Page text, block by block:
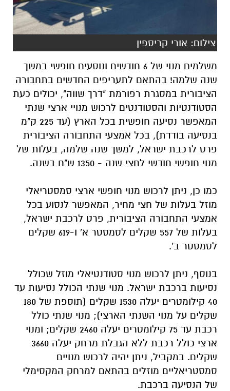
צילום: אורי קריספין
משלמים מנוי של 6 חודשים ונוסעים חופשי במשך
שנה שלמה! בהתאם לתעריפים החדשים בתחבורה
הציבורית במסגרת רפורמת "דרך שווה", יכולים כעת
הסטודנטיות והסטודנטים לרכוש מנויי ארצי שנתי
המאפשר נסיעה חופשית בכל הארץ (עד 225 ק"מ
בנסיעה בודדת), בכל אמצעי התחבורה הציבורית
פרט לרכבת ישראל, למשך שנה שלמה, בעלות של
מנוי חופשי חודשי לחצי שנה - 1350 ש"ח בשנה.
כמו כן, ניתן לרכוש מנוי חופשי ארצי סמסטריאלי
מוזל בעלות של חצי מחיר, המאפשר לנסוע בכל
אמצעי התחבורה הציבורית, פרט לרכבת ישראל,
בעלות של 557 שקלים לסמסטר א' ו-619 שקלים
לסמסטר ב'.
בנוסף, ניתן לרכוש מנוי סטודנטיאלי מוזל שכולל
נסיעות ברכבת ישראל. מנוי שנתי הכולל נסיעות עד
40 קילומטרים יעלה 1530 שקלים (תוספת של 180
שקלים על מנוי השנתי הארצי); מנוי שנתי כולל
רכבת עד 75 קילומטרים יעלה 2460 שקלים; ומנוי
ארצי כולל רכבת ללא הגבלת מרחק יעלה 3660
שקלים. במקביל, ניתן יהיה לרכוש מנויים
סמסטריאליים מוזלים בהתאם למרחק המקסימלי
של הנסיעה ברכבת.